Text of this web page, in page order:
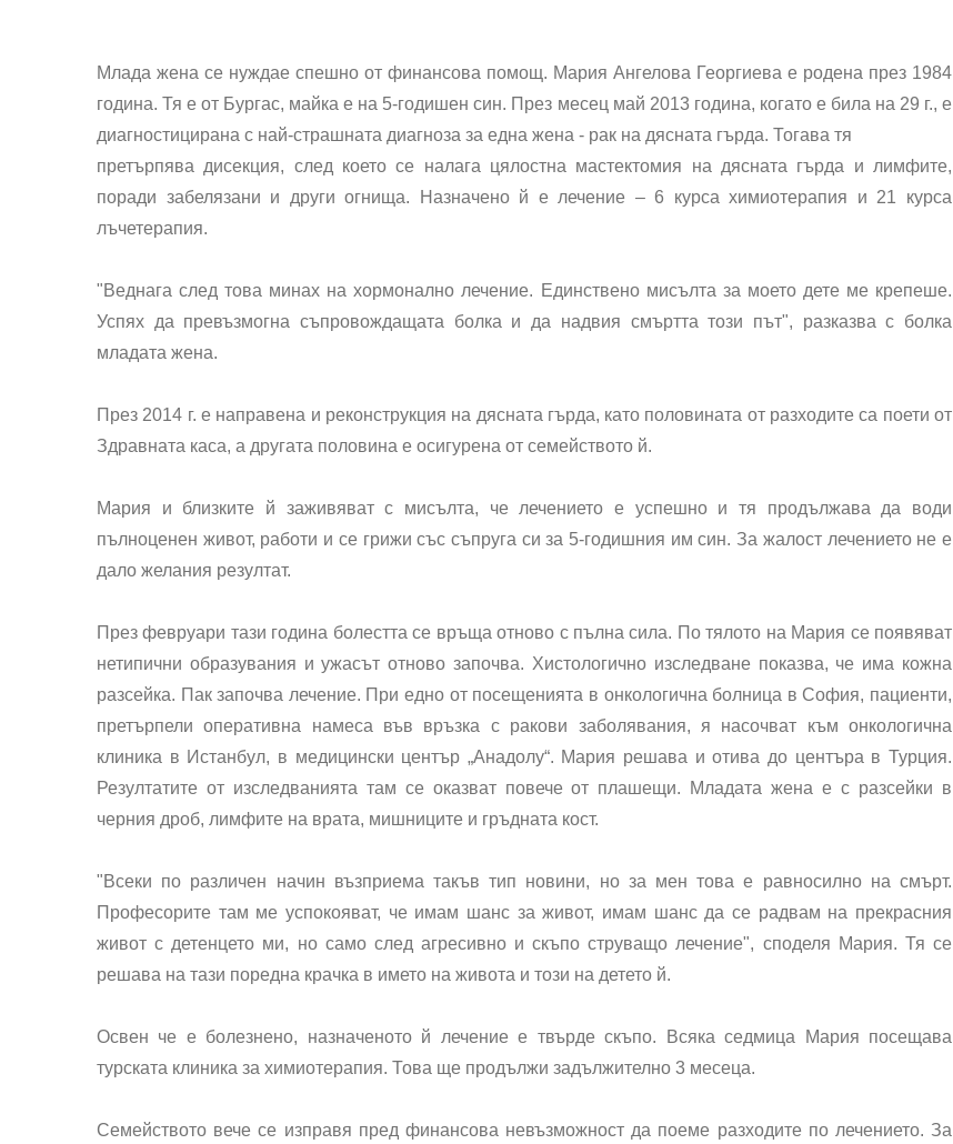
Млада жена се нуждае спешно от финансова помощ. Мария Ангелова Георгиева е родена през 1984
година. Тя е от Бургас, майка е на 5-годишен син. През месец май 2013 година, когато е била на 29 г., е
диагностицирана с най-страшната диагноза за една жена - рак на дясната гърда. Тогава тя
претърпява дисекция, след което се налага цялостна мастектомия на дясната гърда и лимфите,
поради забелязани и други огнища. Назначено й е лечение – 6 курса химиотерапия и 21 курса
лъчетерапия.
"Веднага след това минах на хормонално лечение. Единствено мисълта за моето дете ме крепеше.
Успях да превъзмогна съпровождащата болка и да надвия смъртта този път", разказва с болка
младата жена.
През 2014 г. е направена и реконструкция на дясната гърда, като половината от разходите са поети от
Здравната каса, а другата половина е осигурена от семейството й.
Мария и близките й заживяват с мисълта, че лечението е успешно и тя продължава да води
пълноценен живот, работи и се грижи със съпруга си за 5-годишния им син. За жалост лечението не е
дало желания резултат.
През февруари тази година болестта се връща отново с пълна сила. По тялото на Мария се появяват
нетипични образувания и ужасът отново започва. Хистологично изследване показва, че има кожна
разсейка. Пак започва лечение. При едно от посещенията в онкологична болница в София, пациенти,
претърпели оперативна намеса във връзка с ракови заболявания, я насочват към онкологична
клиника в Истанбул, в медицински център „Анадолу“. Мария решава и отива до центъра в Турция.
Резултатите от изследванията там се оказват повече от плашещи. Младата жена е с разсейки в
черния дроб, лимфите на врата, мишниците и гръдната кост.
"Всеки по различен начин възприема такъв тип новини, но за мен това е равносилно на смърт.
Професорите там ме успокояват, че имам шанс за живот, имам шанс да се радвам на прекрасния
живот с детенцето ми, но само след агресивно и скъпо струващо лечение", споделя Мария. Тя се
решава на тази поредна крачка в името на живота и този на детето й.
Освен че е болезнено, назначеното й лечение е твърде скъпо. Всяка седмица Мария посещава
турската клиника за химиотерапия. Това ще продължи задължително 3 месеца.
Семейството вече се изправя пред финансова невъзможност да поеме разходите по лечението. За